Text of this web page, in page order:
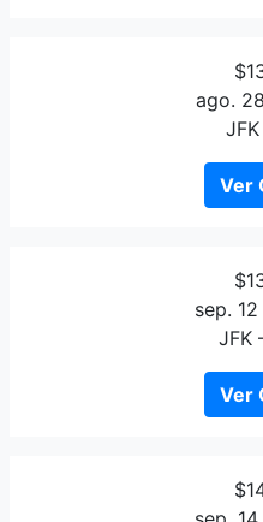
ago.
Ver
sep.
JFK
Ver